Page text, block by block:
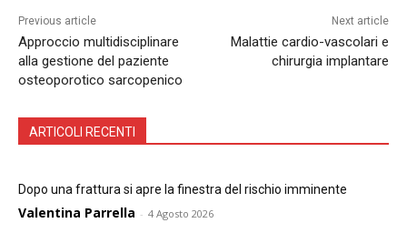
Previous article
Approccio multidisciplinare
alla gestione del paziente
osteoporotico sarcopenico
Next article
Malattie cardio-vascolari e
chirurgia implantare
ARTICOLI RECENTI
Dopo una frattura si apre la finestra del rischio imminente
Valentina Parrella - 4 Agosto 2026